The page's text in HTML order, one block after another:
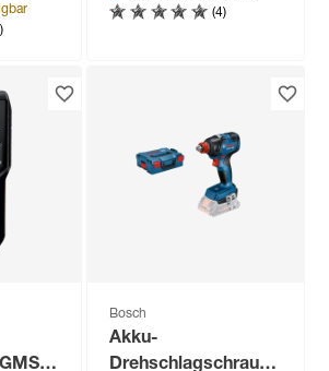
(4)
Bosch
Akku-
Drehschlagschrauber